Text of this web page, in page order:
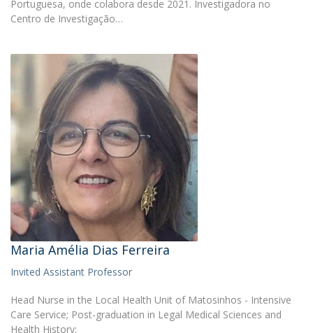
Portuguesa, onde colabora desde 2021. Investigadora no
Centro de Investigação…
Maria Amélia Dias Ferreira
Invited Assistant Professor
Head Nurse in the Local Health Unit of Matosinhos - Intensive
Care Service; Post-graduation in Legal Medical Sciences and
Health History;